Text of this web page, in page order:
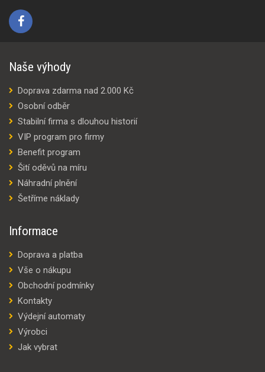
Naše výhody
Doprava zdarma nad 2.000 Kč
Osobní odběr
Stabilní firma s dlouhou historií
VIP program pro firmy
Benefit program
Šití oděvů na míru
Náhradní plnění
Šetříme náklady
Informace
Doprava a platba
Vše o nákupu
Obchodní podmínky
Kontakty
Výdejní automaty
Výrobci
Jak vybrat